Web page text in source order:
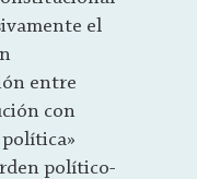
el
entre
con
político-